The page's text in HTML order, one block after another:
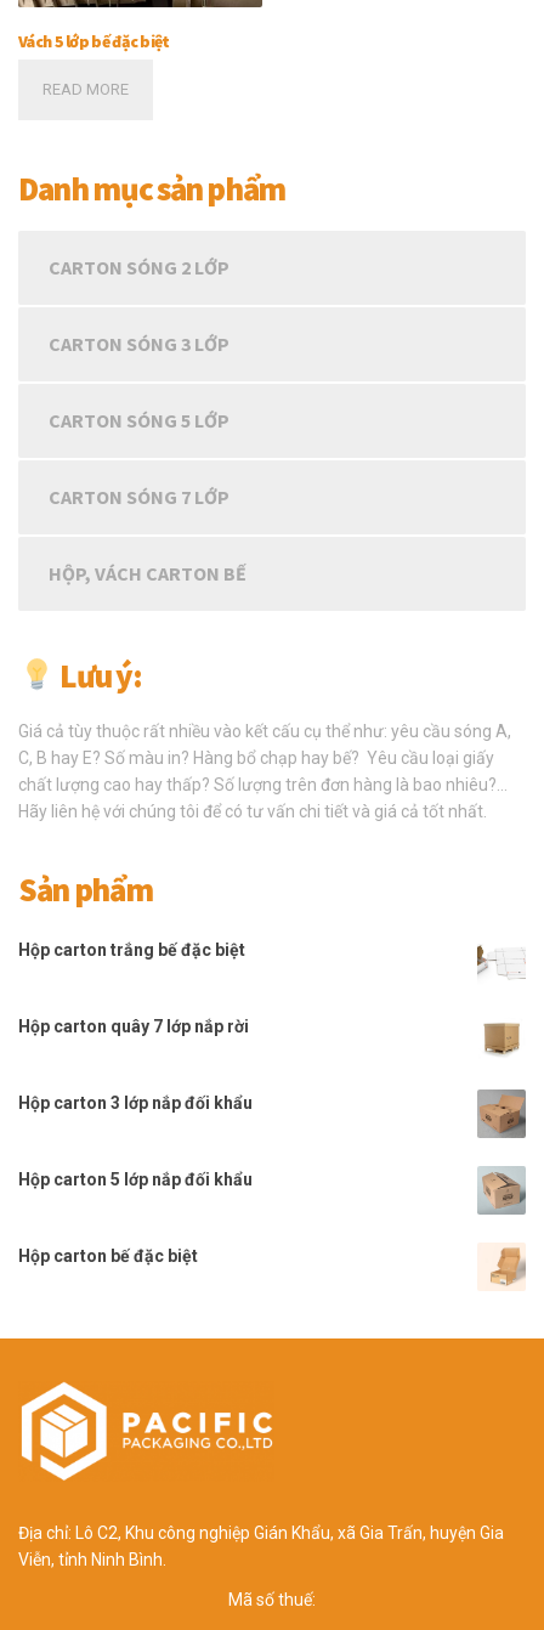
Vách 5 lớp bế đặc biệt
READ MORE
Danh mục sản phẩm
CARTON SÓNG 2 LỚP
CARTON SÓNG 3 LỚP
CARTON SÓNG 5 LỚP
CARTON SÓNG 7 LỚP
HỘP, VÁCH CARTON BẾ
Lưu ý:
Giá cả tùy thuộc rất nhiều vào kết cấu cụ thể như: yêu cầu sóng A,
C, B hay E? Số màu in? Hàng bổ chạp hay bế? Yêu cầu loại giấy
chất lượng cao hay thấp? Số lượng trên đơn hàng là bao nhiêu?…
Hãy liên hệ với chúng tôi để có tư vấn chi tiết và giá cả tốt nhất.
Sản phẩm
Hộp carton trắng bế đặc biệt
Hộp carton quây 7 lớp nắp rời
Hộp carton 3 lớp nắp đối khẩu
Hộp carton 5 lớp nắp đối khẩu
Hộp carton bế đặc biệt
Địa chỉ: Lô C2, Khu công nghiệp Gián Khẩu, xã Gia Trấn, huyện Gia
Viễn, tỉnh Ninh Bình.
Mã số thuế: